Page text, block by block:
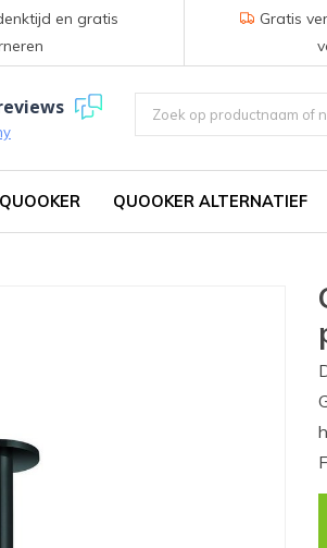
en gratis
Gratis
QUOOKER QUOOKER ALTERNATIEF